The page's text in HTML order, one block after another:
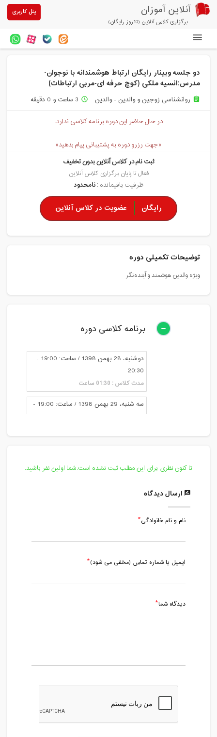
آنلاین آموزان
برگزاری کلاس آنلاین (10روز رایگان)
پنل کاربری
آزمون های آنلاین
مقالات آنلاین آموزان
خرید سرویس کلاس آنلاین
تخفیفهای مشارکتی
درباره ما
دو جلسه وبینار رایگان ارتباط هوشمندانه با نوجوان-
مدرس:انسیه ملکی (کوچ حرفه ای-مربی ارتباطات)
assignment روانشناسی زوجین و والدین - والدین access_time 3 ساعت و 0 دقیقه
در حال حاضر این دوره برنامه کلاسی ندارد.
«جهت رزرو دوره به پشتیبانی پیام بدهید»
ثبت نام در کلاس آنلاین بدون تخفیف
فعال تا پایان برگزاری کلاس آنلاین
ظرفیت باقیمانده :نامحدود
رایگان عضویت در کلاس آنلاین
توضیحات تکمیلی دوره
ویژه والدین هوشمند و آینده‌نگر
برنامه کلاسی دوره
دوشنبه، 28 بهمن 1398 / ساعت: 19:00 -
20:30
مدت کلاس : 01:30 ساعت
سه شنبه، 29 بهمن 1398 / ساعت: 19:00 -
تا کنون نظری برای این مطلب ثبت نشده است.شما اولین نفر باشید.
ارسال دیدگاه
نام و نام خانوادگی
ایمیل یا شماره تماس (مخفی می شود)
دیدگاه شما